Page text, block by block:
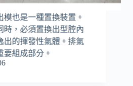
也是一種置換裝置。
時，必須置換出型腔內
出的揮發性氣體。排氣
要組成部分。